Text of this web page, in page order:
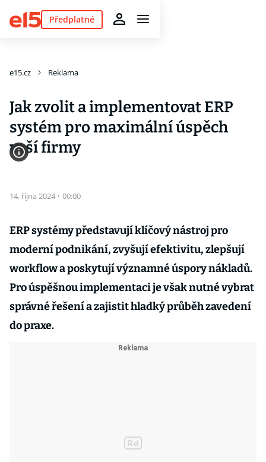
Předplatné
e15.cz Reklama
Jak zvolit a implementovat ERP
systém pro maximální úspěch
vaší firmy
14. října 2024 · 00:00
ERP systémy představují klíčový nástroj pro
moderní podnikání, zvyšují efektivitu, zlepšují
workflow a poskytují významné úspory nákladů.
Pro úspěšnou implementaci je však nutné vybrat
správné řešení a zajistit hladký průběh zavedení
do praxe.